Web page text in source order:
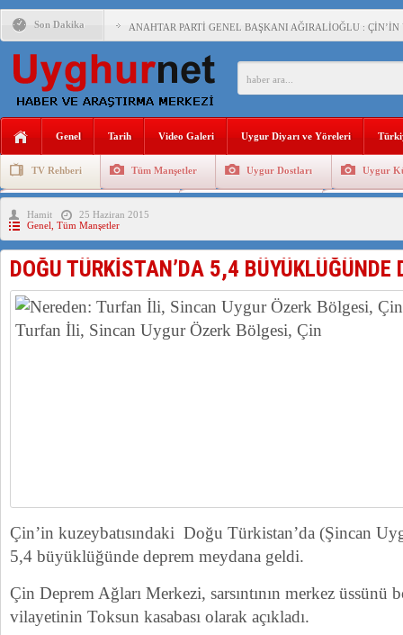
Son Dakika ANAHTAR PARTİ GENEL BAŞKANI AĞIRALİOĞLU :
ÇİN’İN DOĞU TÜRKİSTAN’DAKİ UYGULAMALARI
150 YILDIR KAYNAYAN YARAMIZ : ÇİN İŞGALİNDEKİ
ÇİN’İN UYGUR POLİTİKALARINI ÖVEN DİYANET
ÇİN’İN ANKARA BÜYÜKELÇİSİ JİANG’İN TRABZON
İŞGALCİ ÇİN’DEN “FETİHLER SULTANI
SAADET PARTİSİ İLÇE BAŞKANI : TEMMUZ AYI,DOĞU
İŞGALCİ ÇİN,DOĞU TÜRKİSTAN’DA EN AZ 143 BİN
Genel Tarih Video Galeri Uygur Diyarı ve Yöreleri
TV Rehberi Tüm Manşetler Uygur Dostları Uygur
Uygurlarda Düğün ve Cenaze
Hamit
25 Haziran 2015
Genel Tüm Manşetler
DOĞU TÜRKİSTAN’DA 5,4 BÜYÜKLÜĞÜNDE
Çin’in kuzeybatısındaki Doğu Türkistan’da (Şincan
5,4 büyüklüğünde deprem meydana geldi.
Çin Deprem Ağları Merkezi, sarsıntının merkez üssünü
vilayetinin Toksun kasabası olarak açıkladı.